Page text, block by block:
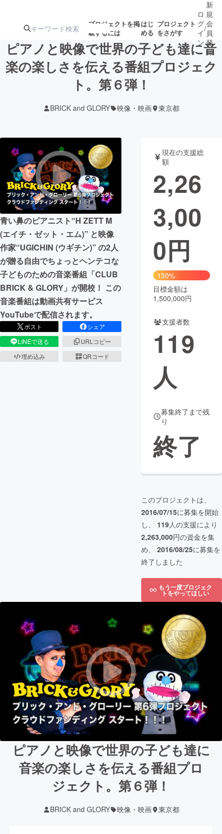
プロジェクトを掲
載するには
はじ
める
プロジェクト
をさがす
注目の新着プロ募集終了が近いプ
テクノロジー・ガジェット
映像・映画 書籍・雑誌
ビジネス・起業 チャレンジ
まちづくり・地域活性化
CAMPFIRE for Social Good
CAMPFIRE Creation
CAMPFIREふるさと納税machi-ya コミュニティ
ロ
グ
イ
ン
/
新
規
会
員
登
録
ピアノと映像で世界の子ども達に音
楽の楽しさを伝える番組プロジェク
ト。第６弾！
BRICK and GLORY 映像・映画 東京都
青い鼻のピアニスト“H ZETT M
(エイチ・ゼット・エム)” と映像
作家“UGICHIN (ウギチン)” の2人
が贈る自由でちょっとヘンテコな
子どものための音楽番組「CLUB
BRICK & GLORY」が開校！ この
音楽番組は動画共有サービス
YouTubeで配信されます。
ポスト
シェア
LINEで送る
URLコピー
埋め込み
QRコード
現在の支援総
額
2,26
3,00
0円
150%
目標金額は
1,500,000円
支援者数
119
人
募集終了まで残
り
終了
このプロジェクトは、
2016/07/15に募集を開始
し、 119人の支援により
2,263,000円の資金を集
め、 2016/08/25に募集を
終了しました
もう一度プロジェク
トをやってほしい
ピアノと映像で世界の子ども達に
音楽の楽しさを伝える番組プロ
ジェクト。第６弾！
BRICK and GLORY 映像・映画 東京都